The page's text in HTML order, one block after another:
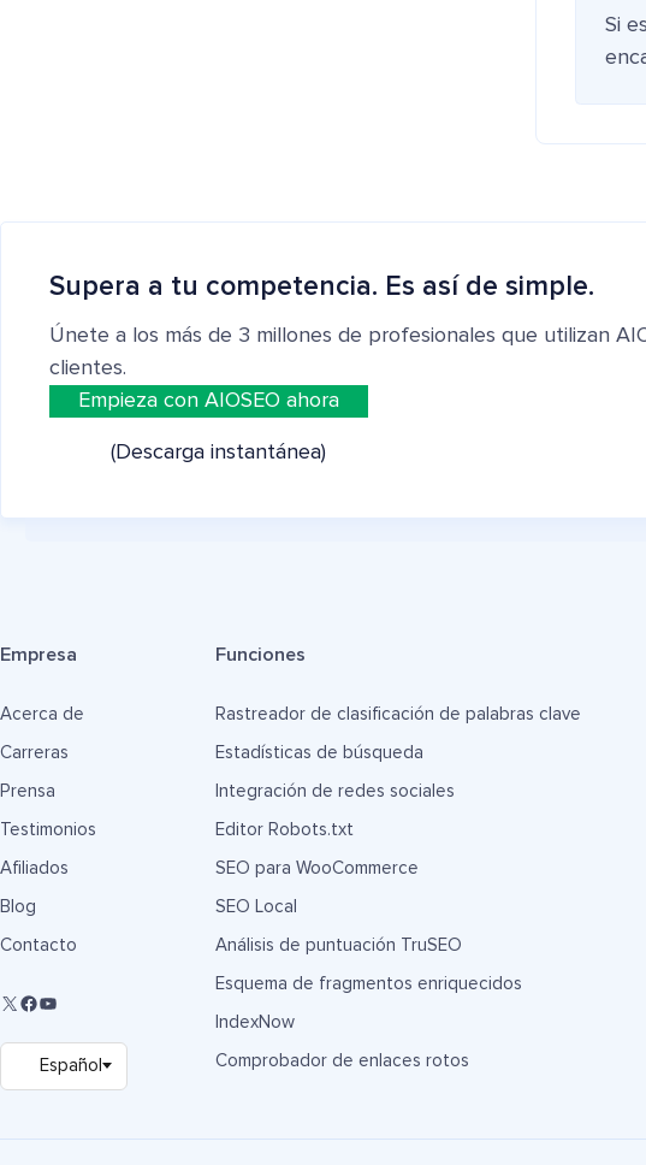
Si
Supera a tu competencia. Es así de simple.
Únete a los más de 3 millones de profesionales que utilizan
clientes.
Empieza con AIOSEO ahora
(Descarga instantánea)
Empresa
Acerca de
Carreras
Prensa
Testimonios
Afiliados
Blog
Contacto
Funciones
Rastreador de clasificación de palabras clave
Estadísticas de búsqueda
Integración de redes sociales
Editor Robots.txt
SEO para WooCommerce
SEO Local
Análisis de puntuación TruSEO
Esquema de fragmentos enriquecidos
IndexNow
Comprobador de enlaces rotos